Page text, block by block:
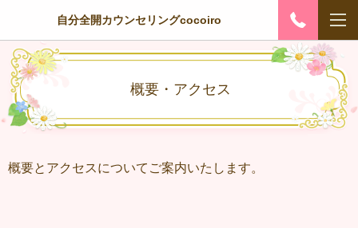
自分全開カウンセリングcocoiro
概要・アクセス
概要とアクセスについてご案内いたします。